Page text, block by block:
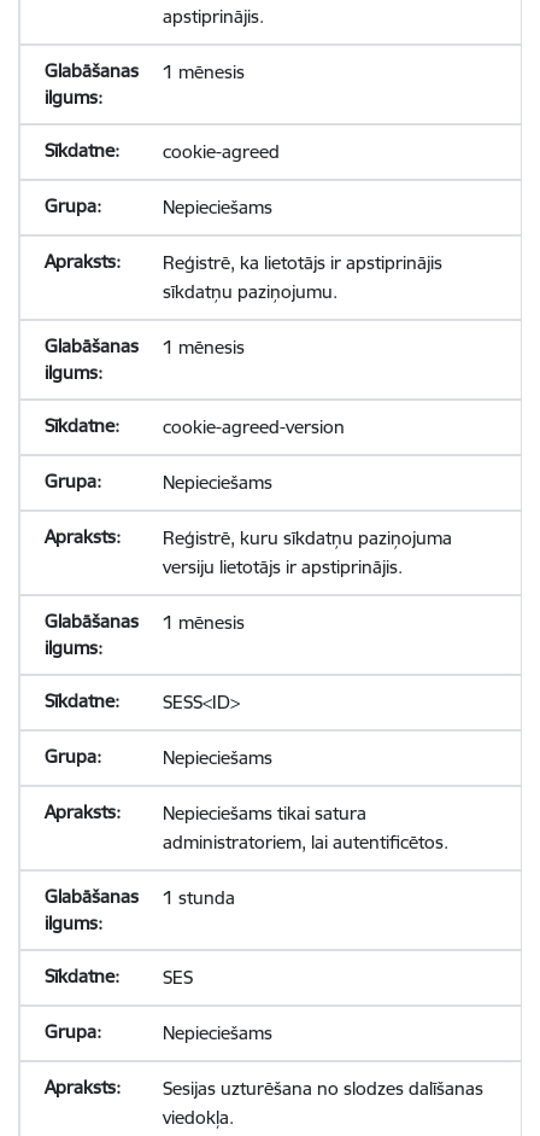
apstiprinājis.
1 mēnesis
cookie-agreed
Nepieciešams
Reģistrē, ka lietotājs ir apstiprinājis
sīkdatņu paziņojumu.
1 mēnesis
cookie-agreed-version
Nepieciešams
Reģistrē, kuru sīkdatņu paziņojuma
versiju lietotājs ir apstiprinājis.
1 mēnesis
SESS<ID>
Nepieciešams
Nepieciešams tikai satura
administratoriem, lai autentificētos.
1 stunda
SES
Nepieciešams
Sesijas uzturēšana no slodzes dalīšanas
viedokļa.